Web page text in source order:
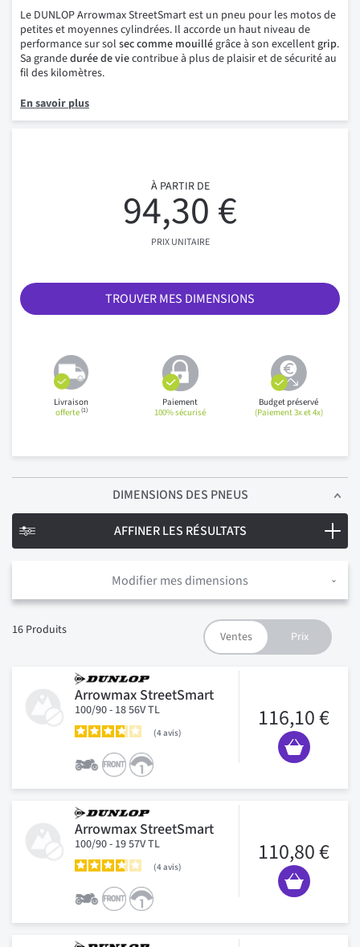
Le DUNLOP Arrowmax StreetSmart est un pneu pour les motos de
petites et moyennes cylindrées. Il accorde un haut niveau de
performance sur sol sec comme mouillégrâce à son excellentgrip.
Sa grandedurée de viecontribue à plus de plaisir et de sécurité au
fil des kilomètres.
En savoir plus
À PARTIR DE
94,30 €
PRIX UNITAIRE
TROUVER MES DIMENSIONS
Livraison
offerte(1)
Paiement
100% sécurisé
Budget préservé
(Paiement 3x et 4x)
DIMENSIONS DES PNEUS
Modifier mes dimensions
16 Produits
Arrowmax StreetSmart
100/90 - 18 56V TL
4avis
116,10 €
Arrowmax StreetSmart
100/90 - 19 57V TL
4avis
110,80 €
AFFINER LES RÉSULTATS